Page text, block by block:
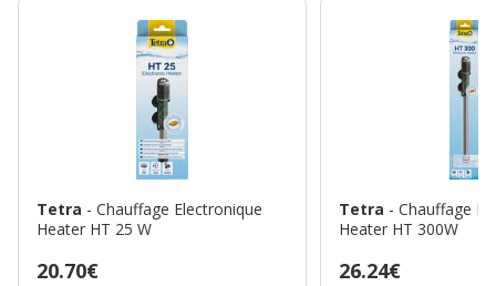
Tetra - Chauffage Electronique
Heater HT 25 W
Prix
20.70€
Tetra - Chauffage
Heater HT 300W
Prix
26.24€